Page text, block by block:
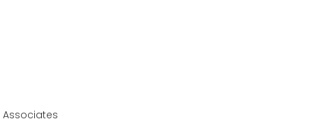
Associates